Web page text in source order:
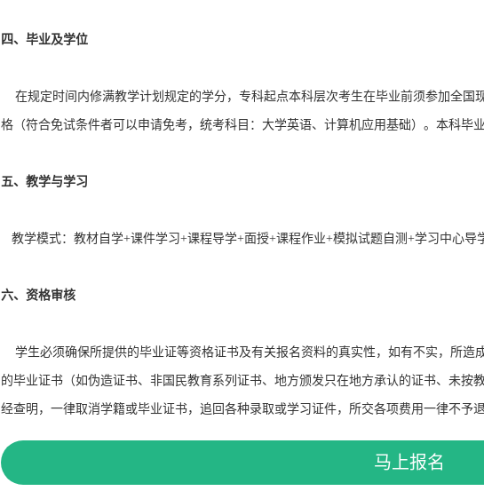
四、毕业及学位
在规定时间内修满教学计划规定的学分，专科起点本科层次考生在毕业前须参加全国
格（符合免试条件者可以申请免考，统考科目：大学英语、计算机应用基础）。本科毕
五、教学与学习
教学模式：教材自学+课件学习+课程导学+面授+课程作业+模拟试题自测+学习中心导
六、资格审核
学生必须确保所提供的毕业证等资格证书及有关报名资料的真实性，如有不实，所造
的毕业证书（如伪造证书、非国民教育系列证书、地方颁发只在地方承认的证书、未按
经查明，一律取消学籍或毕业证书，追回各种录取或学习证件，所交各项费用一律不予
马上报名